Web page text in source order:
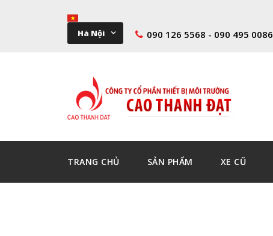
Hà Nội 090 126 5568 - 090 495 0086
TRANG CHỦ SẢN PHẨM XE CŨ